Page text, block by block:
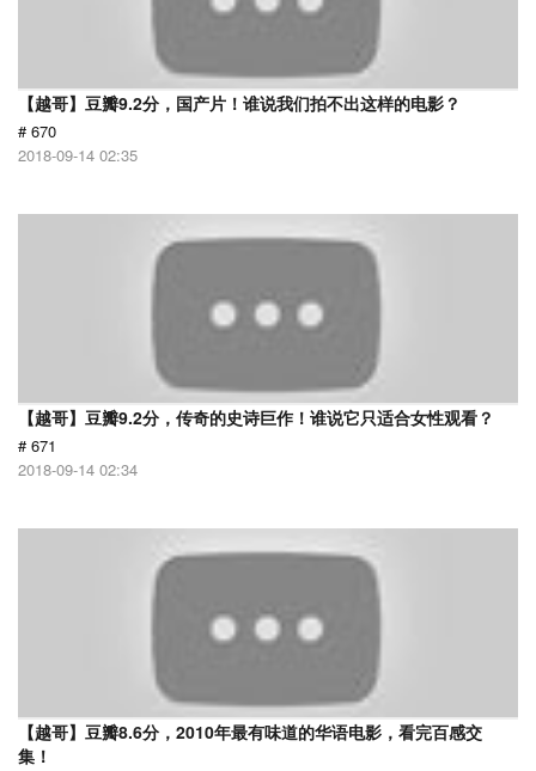
【越哥】豆瓣9.2分，国产片！谁说我们拍不出这样的电影？
# 670
2018-09-14 02:35
【越哥】豆瓣9.2分，传奇的史诗巨作！谁说它只适合女性观看？
# 671
2018-09-14 02:34
【越哥】豆瓣8.6分，2010年最有味道的华语电影，看完百感交
集！